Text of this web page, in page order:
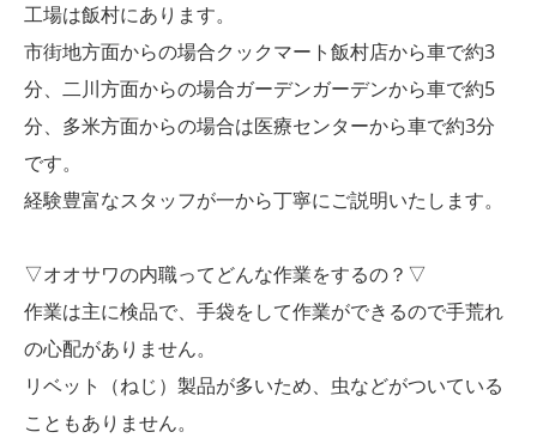
工場は飯村にあります。
市街地方面からの場合クックマート飯村店から車で約3
分、二川方面からの場合ガーデンガーデンから車で約5
分、多米方面からの場合は医療センターから車で約3分
です。
経験豊富なスタッフが一から丁寧にご説明いたします。
▽オオサワの内職ってどんな作業をするの？▽
作業は主に検品で、手袋をして作業ができるので手荒れ
の心配がありません。
リベット（ねじ）製品が多いため、虫などがついている
こともありません。